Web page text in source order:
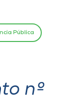
Pública
nº